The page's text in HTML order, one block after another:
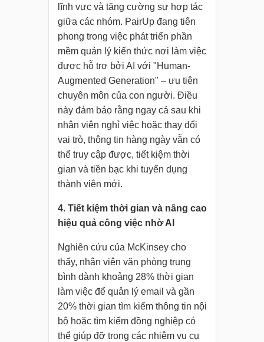
lĩnh vực và tăng cường sự hợp tác
giữa các nhóm. PairUp đang tiên
phong trong việc phát triển phần
mềm quản lý kiến thức nơi làm việc
được hỗ trợ bởi AI với "Human-
Augmented Generation" – ưu tiên
chuyên môn của con người. Điều
này đảm bảo rằng ngay cả sau khi
nhân viên nghỉ việc hoặc thay đổi
vai trò, thông tin hàng ngày vẫn có
thể truy cập được, tiết kiệm thời
gian và tiền bạc khi tuyển dụng
thành viên mới.
4. Tiết kiệm thời gian và nâng cao
hiệu quả công việc nhờ AI
Nghiên cứu của McKinsey cho
thấy, nhân viên văn phòng trung
bình dành khoảng 28% thời gian
làm việc để quản lý email và gần
20% thời gian tìm kiếm thông tin nội
bộ hoặc tìm kiếm đồng nghiệp có
thể giúp đỡ trong các nhiệm vụ cụ